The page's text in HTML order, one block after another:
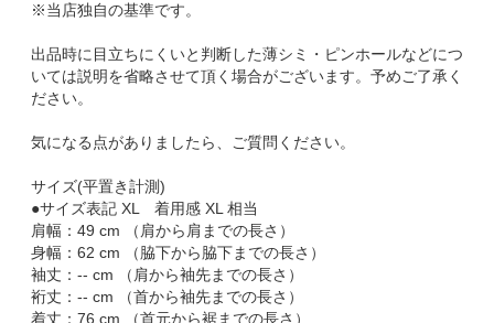
※当店独自の基準です。
出品時に目立ちにくいと判断した薄シミ・ピンホールなどにつ
いては説明を省略させて頂く場合がございます。予めご了承く
ださい。
気になる点がありましたら、ご質問ください。
サイズ(平置き計測)
●サイズ表記 XL 着用感 XL 相当
肩幅：49 cm （肩から肩までの長さ）
身幅：62 cm （脇下から脇下までの長さ）
袖丈：-- cm （肩から袖先までの長さ）
裄丈：-- cm （首から袖先までの長さ）
着丈：76 cm （首元から裾までの長さ）